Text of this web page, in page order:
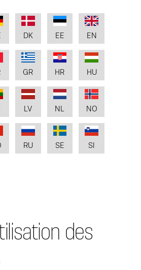
DK EE EN
GR HR HU
LV NL NO
RU SE SI
des